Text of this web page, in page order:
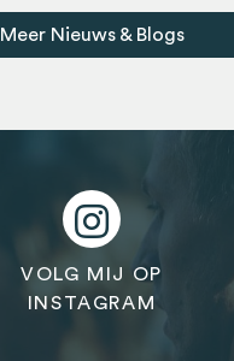
Meer Nieuws & Blogs
VOLG MIJ OP
INSTAGRAM